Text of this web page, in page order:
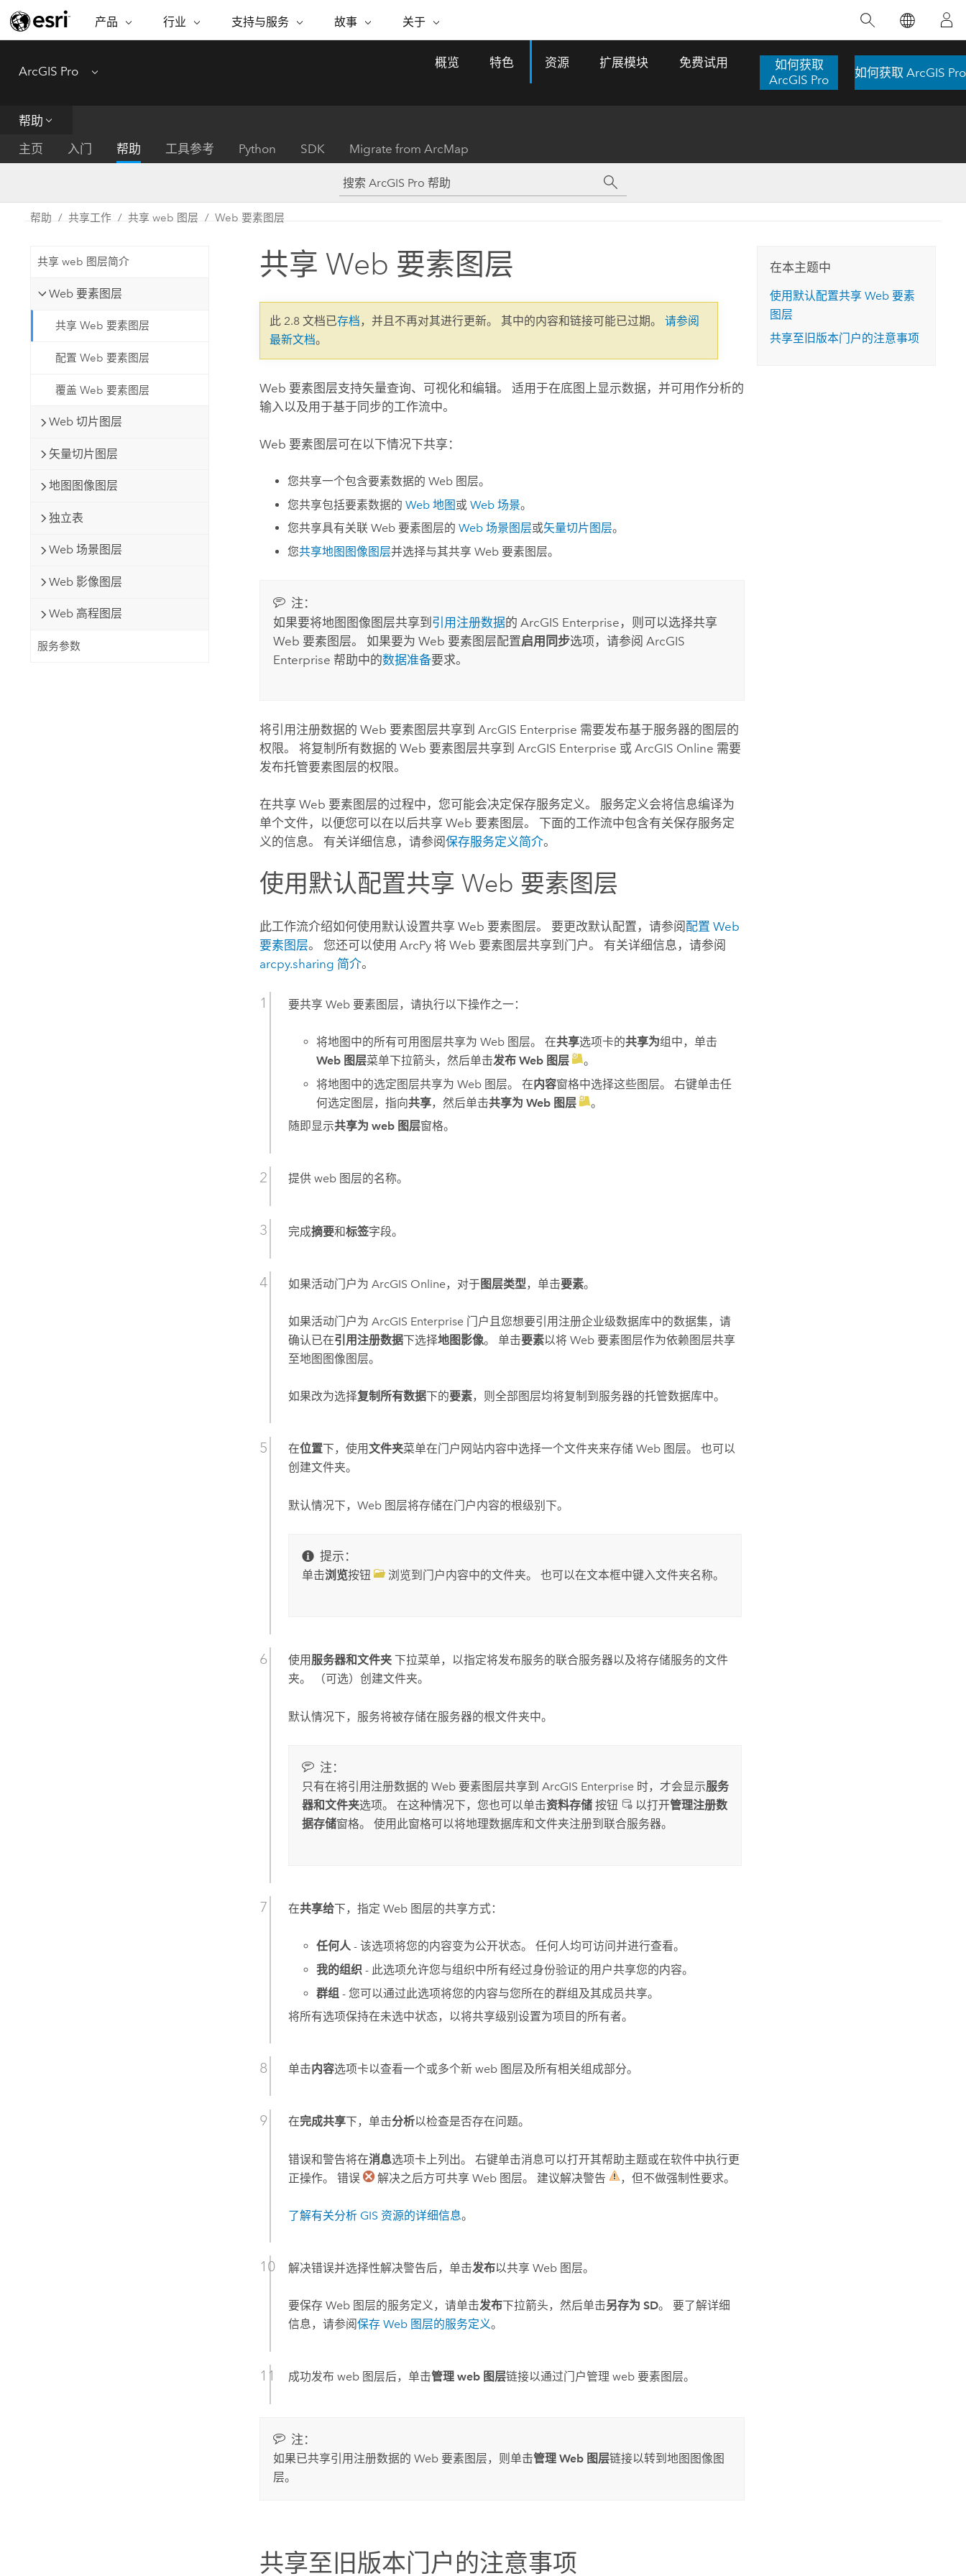
产品
ARCGIS
完整的 SaaS 制图平台
ArcGIS Enterprise
开发者技术
构建制图和空间分析应用程序
功能
将位置引入分析
集成、编辑和共享空间数据
Esri 产品、合作伙伴产品和开发
互式地图，探索产品功能，或者直接开始免
探索 ArcGIS Pro
行业
行业
保护
能源公用事业
州和地方政府
电信
交通运输
专题倡议
基础设施管理
者了解基础设施工程与周围环境的关系。
探索基础设施管理
支持与服务
支持与服务 自助服务
文档
My Esri
故事
ESRI 故事
现实世界的全球 GIS 创新
客
行业新闻和 ArcGIS 更新
所有故事
动提供了有力支持。
关于
关于 ESRI
合作伙伴
招贤纳士
联系我们
数字孪生体
推荐书籍
转至书籍详情
ArcGIS Pro Menu
概览 特色 资源 扩展模块 免费试用
如何获取
ArcGIS Pro
如何获取 ArcGIS Pro
帮助
主页
入门 帮助 工具参考 Python SDK Migrate from ArcMap
帮助 共享工作 共享 web 图层 Web 要素图层
共享 web 图层简介
Web 要素图层
共享 Web 要素图层
配置 Web 要素图层
覆盖 Web 要素图层
Web 切片图层
矢量切片图层
地图图像图层
独立表
Web 场景图层
Web 影像图层
Web 高程图层
服务参数
共享 Web 要素图层
此 2.8 文档已存档，并且不再对其进行更新。 其中的内容和链接可能已过期。请参阅
最新文档。
Web 要素图层支持矢量查询、可视化和编辑。 适用于在底图上显示数据，并可用作分析的
输入以及用于基于同步的工作流中。
Web 要素图层可在以下情况下共享：
您共享一个包含要素数据的 Web 图层。
您共享包括要素数据的 Web 地图或 Web 场景。
您共享具有关联 Web 要素图层的 Web 场景图层或矢量切片图层。
您共享地图图像图层并选择与其共享 Web 要素图层。
注：
如果要将地图图像图层共享到 引用注册数据的 ArcGIS Enterprise ，则可以选择共享
Web 要素图层。 如果要为 Web 要素图层配置启用同步选项，请参阅 ArcGIS
Enterprise 帮助中的数据准备要求。
将引用注册数据的 Web 要素图层共享到ArcGIS Enterprise 需要发布基于服务器的图层的
权限。 将复制所有数据的 Web 要素图层共享到ArcGIS Enterprise 或ArcGIS Online 需要
发布托管要素图层的权限。
在共享 Web 要素图层的过程中，您可能会决定保存服务定义。 服务定义会将信息编译为
单个文件，以便您可以在以后共享 Web 要素图层。 下面的工作流中包含有关保存服务定
义的信息。 有关详细信息，请参阅保存服务定义简介。
使用默认配置共享 Web 要素图层
此工作流介绍如何使用默认设置共享 Web 要素图层。 要更改默认配置，请参阅配置 Web
要素图层。 您还可以使用 ArcPy 将 Web 要素图层共享到门户。 有关详细信息，请参阅
arcpy.sharing 简介。
要共享 Web 要素图层，请执行以下操作之一：
将地图中的所有可用图层共享为 Web 图层。 在共享选项卡的共享为组中，单击
Web 图层菜单下拉箭头，然后单击发布 Web 图层
。
将地图中的选定图层共享为 Web 图层。 在内容窗格中选择这些图层。 右键单击任
何选定图层，指向共享，然后单击共享为 Web 图层
。
随即显示共享为 web 图层窗格。
提供 web 图层的名称。
完成摘要和标签字段。
如果活动门户为ArcGIS Online，对于 图层类型，单击要素。
如果活动门户为ArcGIS Enterprise 门户且您想要引用注册企业级数据库中的数据集，请
确认已在引用注册数据下选择地图影像。 单击要素以将 Web 要素图层作为依赖图层共享
至地图图像图层。
如果改为选择复制所有数据下的要素，则全部图层均将复制到服务器的托管数据库中。
在位置下，使用文件夹菜单在门户网站内容中选择一个文件夹来存储 Web 图层。 也可以
创建文件夹。
默认情况下，Web 图层将存储在门户内容的根级别下。
提示：
单击浏览按钮 浏览到门户内容中的文件夹。 也可以在文本框中键入文件夹名称。
使用 服务器和文件夹 下拉菜单，以指定将发布服务的联合服务器以及将存储服务的文件
夹。 （可选）创建文件夹。
默认情况下，服务将被存储在服务器的根文件夹中。
注：
只有在将引用注册数据的 Web 要素图层共享到 ArcGIS Enterprise时，才会显示服务
器和文件夹选项。 在这种情况下，您也可以单击资料存储按钮 以打开管理注册数
据存储窗格。 使用此窗格可以将地理数据库和文件夹注册到联合服务器。
在共享给下，指定 Web 图层的共享方式：
任何人- 该选项将您的内容变为公开状态。 任何人均可访问并进行查看。
我的组织 - 此选项允许您与组织中所有经过身份验证的用户共享您的内容。
群组 - 您可以通过此选项将您的内容与您所在的群组及其成员共享。
将所有选项保持在未选中状态，以将共享级别设置为项目的所有者。
单击内容选项卡以查看一个或多个新 web 图层及所有相关组成部分。
在完成共享下，单击分析以检查是否存在问题。
错误和警告将在消息选项卡上列出。 右键单击消息可以打开其帮助主题或在软件中执行更
正操作。 错误
解决之后方可共享 Web 图层。 建议解决警告 ，但不做强制性要求。
了解有关分析 GIS 资源的详细信息。
解决错误并选择性解决警告后，单击发布以共享 Web 图层。
要保存 Web 图层的服务定义，请单击发布下拉箭头，然后单击另存为 SD。 要了解详细
信息，请参阅保存 Web 图层的服务定义。
成功发布 web 图层后，单击管理 web 图层链接以通过门户管理 web 要素图层。
注：
如果已共享引用注册数据的 Web 要素图层，则单击管理 Web 图层链接以转到地图图像图
层。
共享至旧版本门户的注意事项
在本主题中
使用默认配置共享 Web 要素
图层
共享至旧版本门户的注意事项